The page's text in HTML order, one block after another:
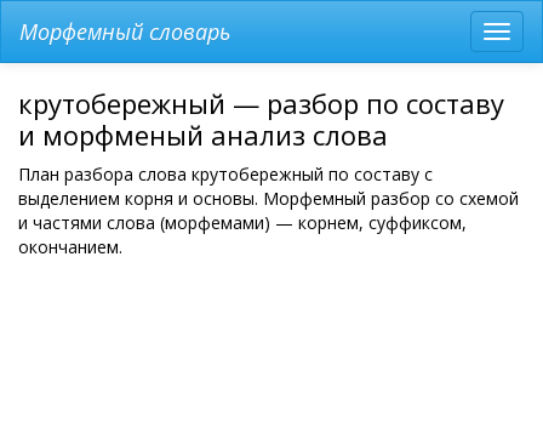
меню
Морфемный словарь
крутобережный — разбор по составу
и морфменый анализ слова
План разбора слова крутобережный по составу с
выделением корня и основы. Морфемный разбор со схемой
и частями слова (морфемами) — корнем, суффиксом,
окончанием.